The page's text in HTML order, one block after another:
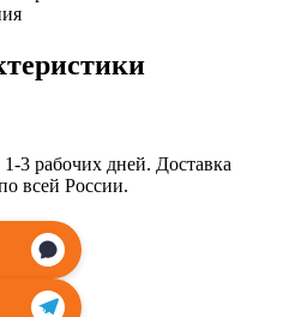
3 рабочих дней. Доставка
всей России.